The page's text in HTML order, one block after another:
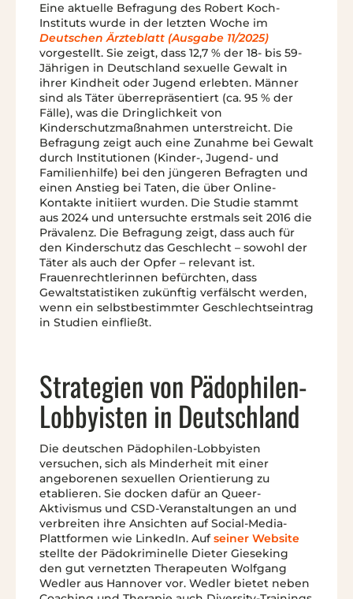
Eine aktuelle Befragung des Robert Koch-
Instituts wurde in der letzten Woche im
Deutschen Ärzteblatt (Ausgabe 11/2025)
vorgestellt. Sie zeigt, dass 12,7 % der 18- bis 59-
Jährigen in Deutschland sexuelle Gewalt in
ihrer Kindheit oder Jugend erlebten. Männer
sind als Täter überrepräsentiert (ca. 95 % der
Fälle), was die Dringlichkeit von
Kinderschutzmaßnahmen unterstreicht. Die
Befragung zeigt auch eine Zunahme bei Gewalt
durch Institutionen (Kinder-, Jugend- und
Familienhilfe) bei den jüngeren Befragten und
einen Anstieg bei Taten, die über Online-
Kontakte initiiert wurden. Die Studie stammt
aus 2024 und untersuchte erstmals seit 2016 die
Prävalenz. Die Befragung zeigt, dass auch für
den Kinderschutz das Geschlecht – sowohl der
Täter als auch der Opfer – relevant ist.
Frauenrechtlerinnen befürchten, dass
Gewaltstatistiken zukünftig verfälscht werden,
wenn ein selbstbestimmter Geschlechtseintrag
in Studien einfließt.
Strategien von Pädophilen-
Lobbyisten in Deutschland
Die deutschen Pädophilen-Lobbyisten
versuchen, sich als Minderheit mit einer
angeborenen sexuellen Orientierung zu
etablieren. Sie docken dafür an Queer-
Aktivismus und CSD-Veranstaltungen an und
verbreiten ihre Ansichten auf Social-Media-
Plattformen wie LinkedIn. Aufseiner Website
stellte der Pädokriminelle Dieter Gieseking
den gut vernetzten Therapeuten Wolfgang
Wedler aus Hannover vor. Wedler bietet neben